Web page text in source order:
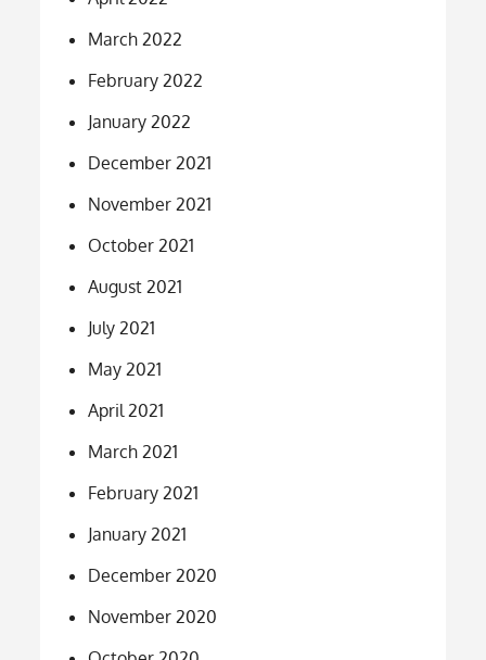
March 2022
February 2022
January 2022
December 2021
November 2021
October 2021
August 2021
July 2021
May 2021
April 2021
March 2021
February 2021
January 2021
December 2020
November 2020